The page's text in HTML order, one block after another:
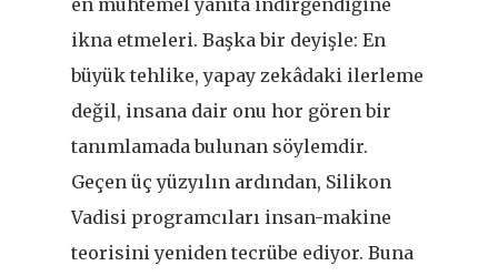
en muhtemel yanıta indirgendiğine
ikna etmeleri. Başka bir deyişle: En
büyük tehlike, yapay zekâdaki ilerleme
değil, insana dair onu hor gören bir
tanımlamada bulunan söylemdir.
Geçen üç yüzyılın ardından, Silikon
Vadisi programcıları insan-makine
teorisini yeniden tecrübe ediyor. Buna